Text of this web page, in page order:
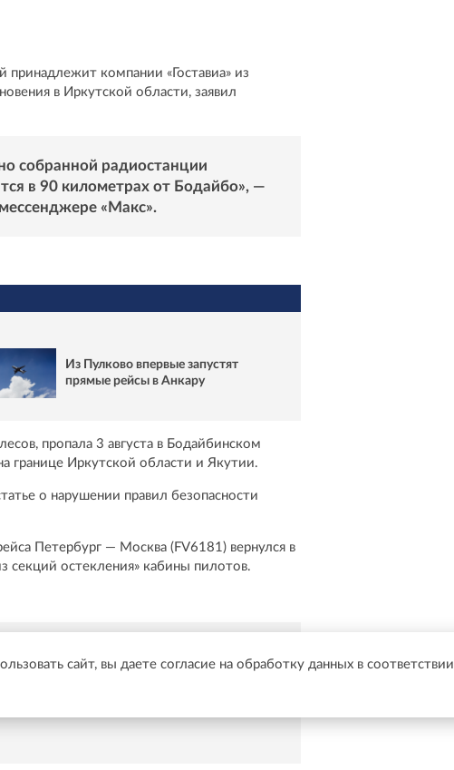
компании «Гоставиа» из
в Иркутской области, заявил
собранной радиостанции
в 90 километрах от Бодайбо», —
« Макс».
Из Пулково впервые запустят
прямые рейсы в Анкару
пропала 3 августа в Бодайбинском
границе Иркутской области и Якутии.
о нарушении правил безопасности
Петербург — Москва (FV6181) вернулся в
секций остекления» кабины пилотов.
сайт, вы даете согласие на обработку данных в соответствии